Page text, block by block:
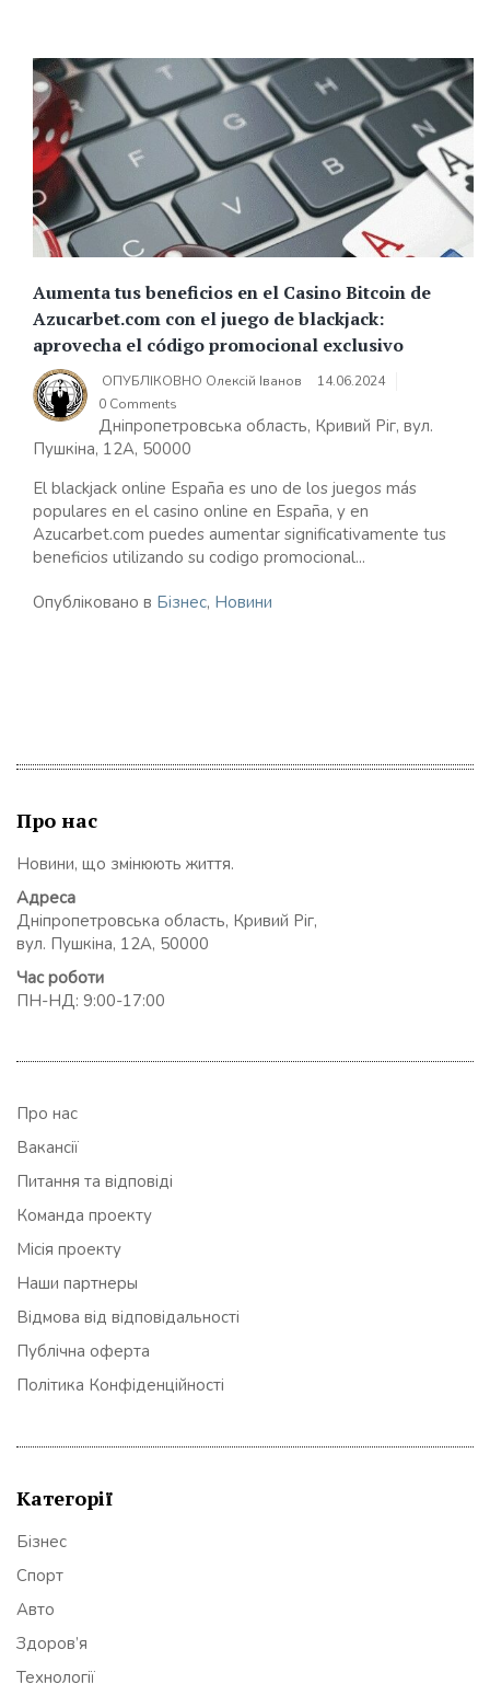
Aumenta tus beneficios en el Casino Bitcoin de
Azucarbet.com con el juego de blackjack:
aprovecha el código promocional exclusivo
ОПУБЛІКОВНО Олексій Іванов
14.06.2024
0 Comments
Дніпропетровська область, Кривий Ріг, вул.
Пушкіна, 12А, 50000
El blackjack online España es uno de los juegos más
populares en el casino online en España, y en
Azucarbet.com puedes aumentar significativamente tus
beneficios utilizando su codigo promocional...
Опубліковано в Бізнес, Новини
Про нас
Новини, що змінюють життя.
Адреса
Дніпропетровська область, Кривий Ріг,
вул. Пушкіна, 12А, 50000
Час роботи
ПН-НД: 9:00-17:00
Про нас
Вакансії
Питання та відповіді
Команда проекту
Місія проекту
Наши партнеры
Відмова від відповідальності
Публічна оферта
Політика Конфіденційності
Категорії
Бізнес
Спорт
Авто
Здоров’я
Технології